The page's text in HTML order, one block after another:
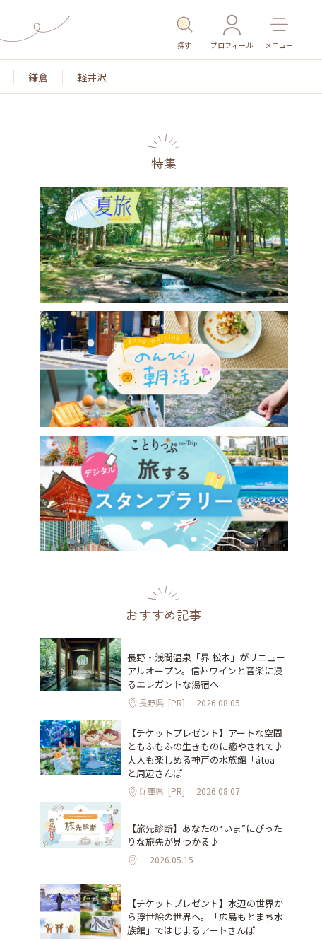
探す プロフィール メニュー
鎌倉 軽井沢
名所・旧跡 温泉・スパ その他施設 ごはん
特集
おすすめ記事
長野・浅間温泉「界 松本」がリニュー
アルオープン。信州ワインと音楽に浸
るエレガントな湯宿へ
長野県 [PR] 2026.08.05
【チケットプレゼント】アートな空間
ともふもふの生きものに癒やされて♪
大人も楽しめる神戸の水族館「átoa」
と周辺さんぽ
兵庫県 [PR] 2026.08.07
【旅先診断】あなたの“いま”にぴった
りな旅先が見つかる♪
2026.05.15
【チケットプレゼント】水辺の世界か
ら浮世絵の世界へ。「広島もとまち水
族館」ではじまるアートさんぽ